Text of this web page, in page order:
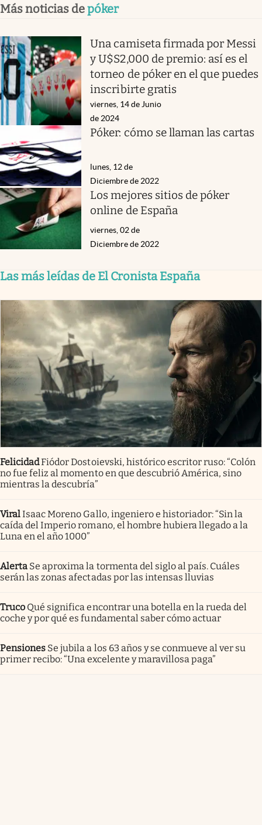
Más noticias depóker
Una camiseta firmada por Messi
y U$S2,000 de premio: así es el
torneo de póker en el que puedes
inscribirte gratis
viernes, 14 de Junio
de 2024
Póker: cómo se llaman las cartas
lunes, 12 de
Diciembre de 2022
Los mejores sitios de póker
online de España
viernes, 02 de
Diciembre de 2022
Las más leídas de El Cronista España
FelicidadFiódor Dostoievski, histórico escritor ruso: “Colón
no fue feliz al momento en que descubrió América, sino
mientras la descubría”
ViralIsaac Moreno Gallo, ingeniero e historiador: “Sin la
caída del Imperio romano, el hombre hubiera llegado a la
Luna en el año 1000”
Alerta Se aproxima la tormenta del siglo al país. Cuáles
serán las zonas afectadas por las intensas lluvias
Truco Qué significa encontrar una botella en la rueda del
coche y por qué es fundamental saber cómo actuar
Pensiones Se jubila a los 63 años y se conmueve al ver su
primer recibo: “Una excelente y maravillosa paga”